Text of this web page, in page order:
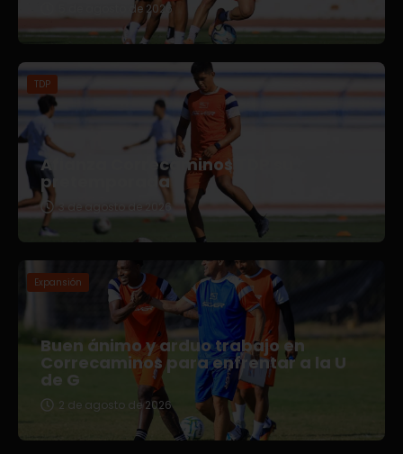
5 de agosto de 2026
TDP
Afianza Correcaminos TDP su
pretemporada
3 de agosto de 2026
Expansión
Buen ánimo y arduo trabajo en
Correcaminos para enfrentar a la U
de G
2 de agosto de 2026